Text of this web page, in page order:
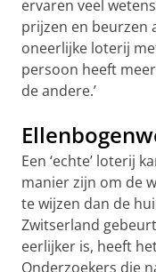
ervaren veel
prijzen en beurzen
oneerlijke loterij
persoon heeft
de andere.’
Een ‘echte’ loterij
manier zijn om de
te wijzen dan de
Zwitserland
eerlijker is, heeft
Onderzoekers die